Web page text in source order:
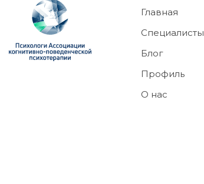
Главная
Специалисты
Блог
Профиль
О нас